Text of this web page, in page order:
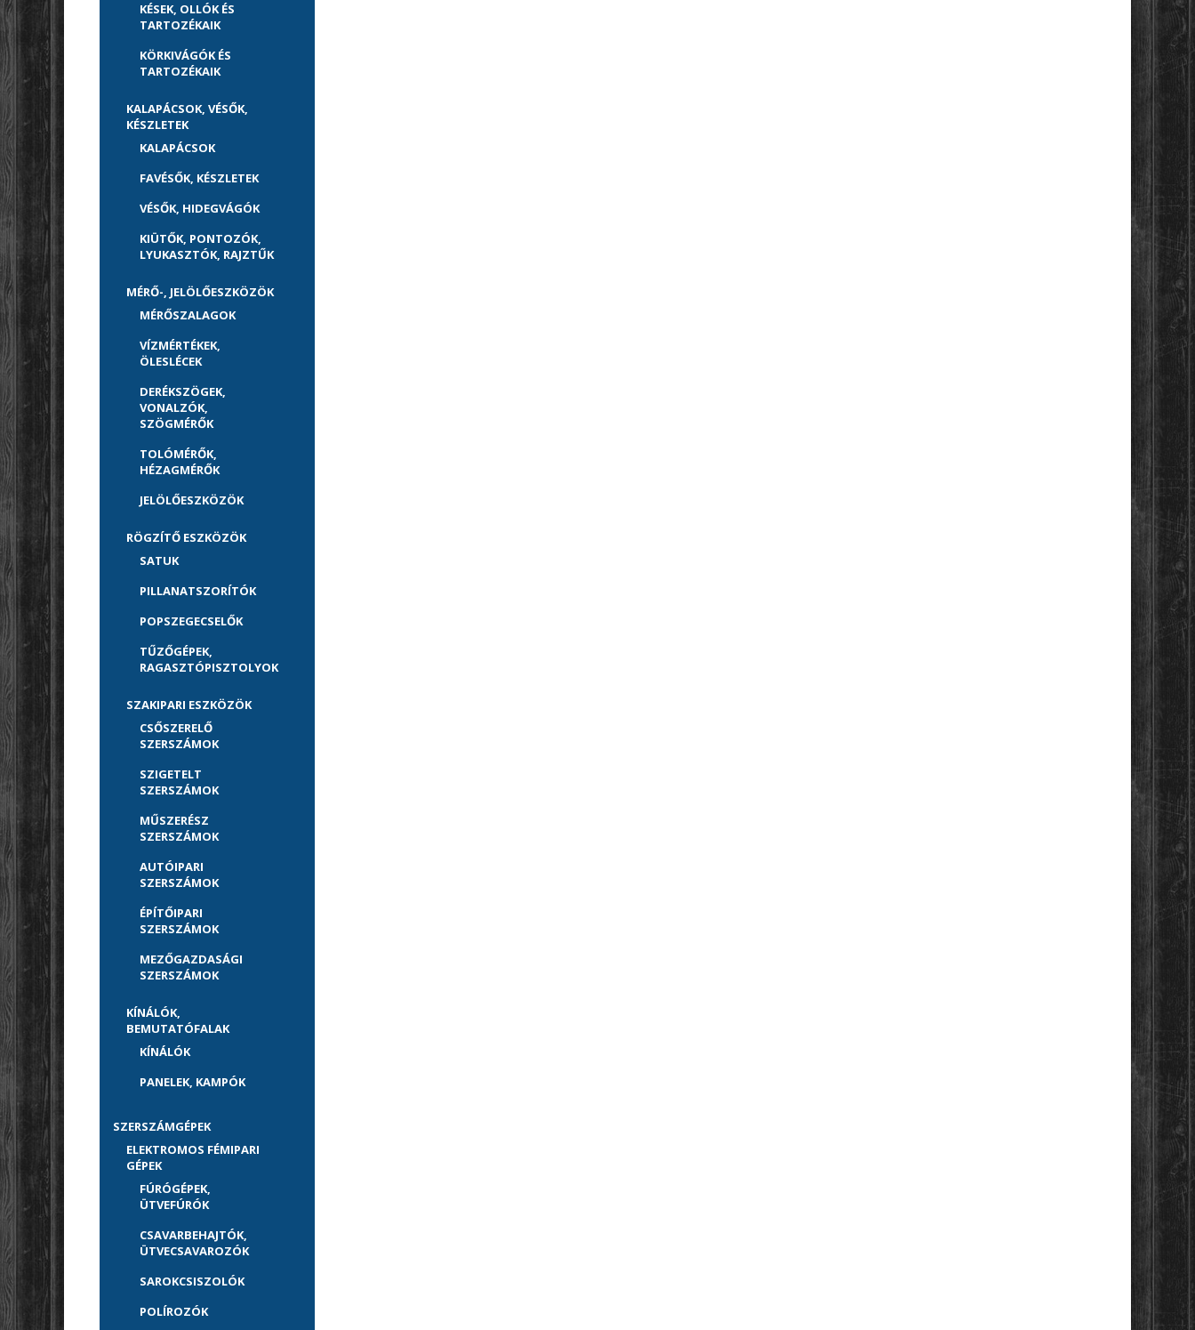
KÉSEK, OLLÓK ÉS
TARTOZÉKAIK
KÖRKIVÁGÓK ÉS
TARTOZÉKAIK
KALAPÁCSOK, VÉSŐK,
KÉSZLETEK
KALAPÁCSOK
FAVÉSŐK, KÉSZLETEK
VÉSŐK, HIDEGVÁGÓK
KIÜTŐK, PONTOZÓK,
LYUKASZTÓK, RAJZTŰK
MÉRŐ-, JELÖLŐESZKÖZÖK
MÉRŐSZALAGOK
VÍZMÉRTÉKEK,
ÖLESLÉCEK
DERÉKSZÖGEK,
VONALZÓK,
SZÖGMÉRŐK
TOLÓMÉRŐK,
HÉZAGMÉRŐK
JELÖLŐESZKÖZÖK
RÖGZÍTŐ ESZKÖZÖK
SATUK
PILLANATSZORÍTÓK
POPSZEGECSELŐK
TŰZŐGÉPEK,
RAGASZTÓPISZTOLYOK
SZAKIPARI ESZKÖZÖK
CSŐSZERELŐ
SZERSZÁMOK
SZIGETELT
SZERSZÁMOK
MŰSZERÉSZ
SZERSZÁMOK
AUTÓIPARI
SZERSZÁMOK
ÉPÍTŐIPARI
SZERSZÁMOK
MEZŐGAZDASÁGI
SZERSZÁMOK
KÍNÁLÓK,
BEMUTATÓFALAK
KÍNÁLÓK
PANELEK, KAMPÓK
SZERSZÁMGÉPEK
ELEKTROMOS FÉMIPARI
GÉPEK
FÚRÓGÉPEK,
ÜTVEFÚRÓK
CSAVARBEHAJTÓK,
ÜTVECSAVAROZÓK
SAROKCSISZOLÓK
POLÍROZÓK